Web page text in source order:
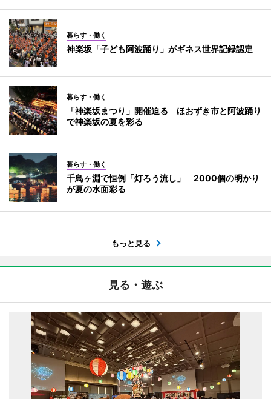
暮らす・働く
神楽坂「子ども阿波踊り」がギネス世界記録認定
暮らす・働く
「神楽坂まつり」開催迫る ほおずき市と阿波踊り
で神楽坂の夏を彩る
暮らす・働く
千鳥ヶ淵で恒例「灯ろう流し」 2000個の明かり
が夏の水面彩る
もっと見る
見る・遊ぶ